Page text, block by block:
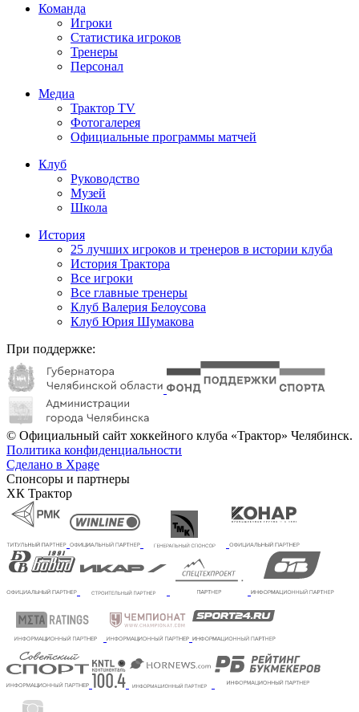
Команда
Игроки
Статистика игроков
Тренеры
Персонал
Медиа
Трактор TV
Фотогалерея
Официальные программы матчей
Клуб
Руководство
Музей
Школа
История
25 лучших игроков и тренеров в истории клуба
История Трактора
Все игроки
Все главные тренеры
Клуб Валерия Белоусова
Клуб Юрия Шумакова
При поддержке:
© Официальный сайт хоккейного клуба «Трактор» Челябинск.
Политика конфиденциальности
Сделано в Xpage
Спонсоры и партнеры
ХК Трактор